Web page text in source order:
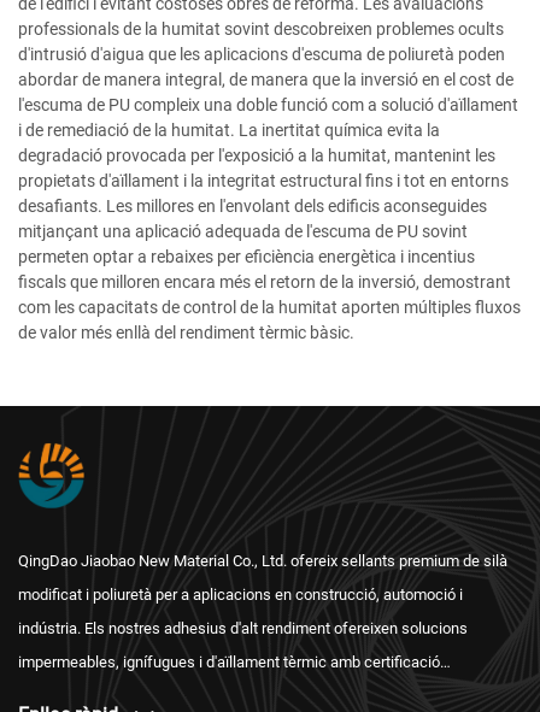
professionals de la humitat sovint descobreixen problemes ocults
d'intrusió d'aigua que les aplicacions d'escuma de poliuretà poden
abordar de manera integral, de manera que la inversió en el cost de
l'escuma de PU compleix una doble funció com a solució d'aïllament
i de remediació de la humitat. La inertitat química evita la
degradació provocada per l'exposició a la humitat, mantenint les
propietats d'aïllament i la integritat estructural fins i tot en entorns
desafiants. Les millores en l'envolant dels edificis aconseguides
mitjançant una aplicació adequada de l'escuma de PU sovint
permeten optar a rebaixes per eficiència energètica i incentius
fiscals que milloren encara més el retorn de la inversió, demostrant
com les capacitats de control de la humitat aporten múltiples fluxos
de valor més enllà del rendiment tèrmic bàsic.
QingDao Jiaobao New Material Co., Ltd. ofereix sellants premium de silà
modificat i poliuretà per a aplicacions en construcció, automoció i
indústria. Els nostres adhesius d'alt rendiment ofereixen solucions
impermeables, ignífugues i d'aïllament tèrmic amb certificació